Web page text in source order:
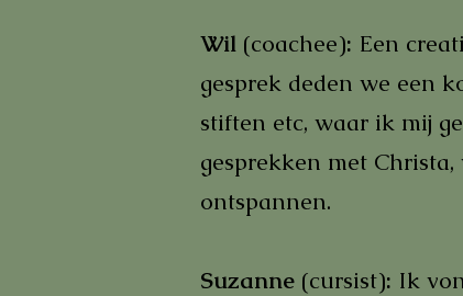
Wil (coachee): Een
gesprek deden we een
stiften etc, waar ik mij
gesprekken met
ontspannen.
Suzanne (cursist): Ik